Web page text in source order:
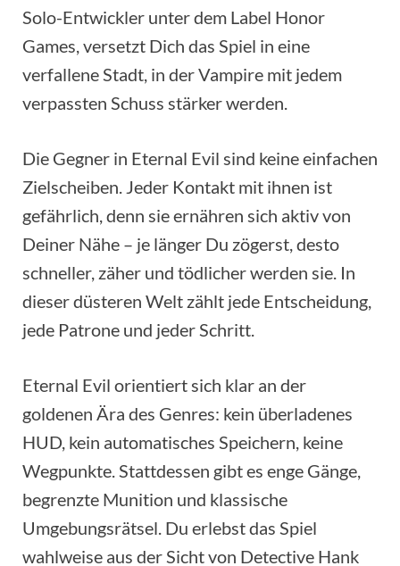
Solo-Entwickler unter dem Label Honor
Games, versetzt Dich das Spiel in eine
verfallene Stadt, in der Vampire mit jedem
verpassten Schuss stärker werden.
Die Gegner in Eternal Evil sind keine einfachen
Zielscheiben. Jeder Kontakt mit ihnen ist
gefährlich, denn sie ernähren sich aktiv von
Deiner Nähe – je länger Du zögerst, desto
schneller, zäher und tödlicher werden sie. In
dieser düsteren Welt zählt jede Entscheidung,
jede Patrone und jeder Schritt.
Eternal Evil orientiert sich klar an der
goldenen Ära des Genres: kein überladenes
HUD, kein automatisches Speichern, keine
Wegpunkte. Stattdessen gibt es enge Gänge,
begrenzte Munition und klassische
Umgebungsrätsel. Du erlebst das Spiel
wahlweise aus der Sicht von Detective Hank